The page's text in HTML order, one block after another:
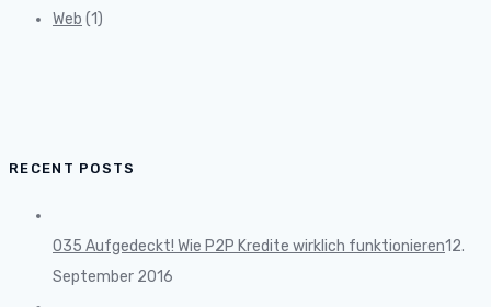
Web (1)
RECENT POSTS
035 Aufgedeckt! Wie P2P Kredite wirklich funktionieren12.
September 2016